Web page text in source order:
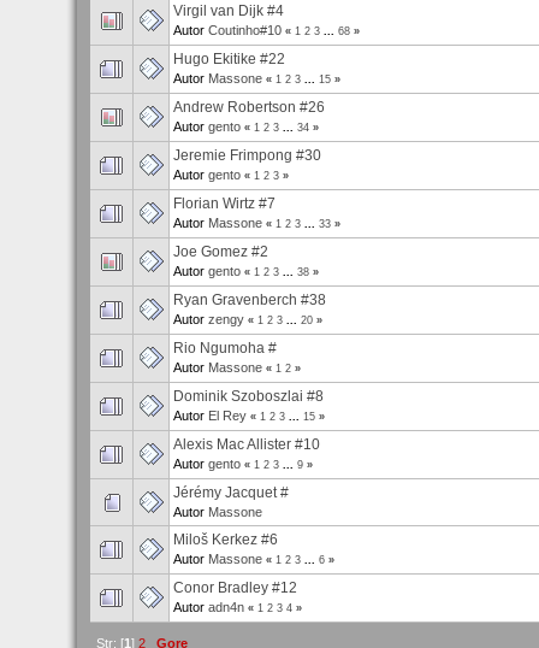
Virgil van Dijk #4
Autor Coutinho#10 « 1 2 3 68 »
Hugo Ekitike #22
Autor Massone « 1 2 3 15 »
Andrew Robertson #26
Autor gento « 1 2 3 34 »
Jeremie Frimpong #30
Autor gento « 1 2 3 »
Florian Wirtz #7
Autor Massone « 1 2 3 33 »
Joe Gomez #2
Autor gento « 1 2 3 38 »
Ryan Gravenberch #38
Autor zengy « 1 2 3 20 »
Rio Ngumoha #
Autor Massone « 1 2 »
Dominik Szoboszlai #8
Autor El Rey « 1 2 3 15 »
Alexis Mac Allister #10
Autor gento « 1 2 3 9 »
Jérémy Jacquet #
Autor Massone
Miloš Kerkez #6
Autor Massone « 1 2 3 6 »
Conor Bradley #12
Autor adn4n « 1 2 3 4 »
Str: [1]2 Gore